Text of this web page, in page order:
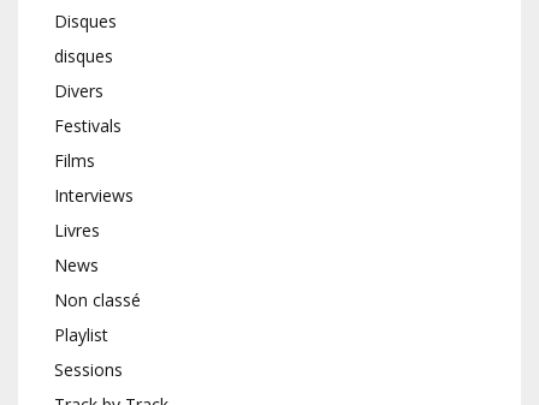
Disques
disques
Divers
Festivals
Films
Interviews
Livres
News
Non classé
Playlist
Sessions